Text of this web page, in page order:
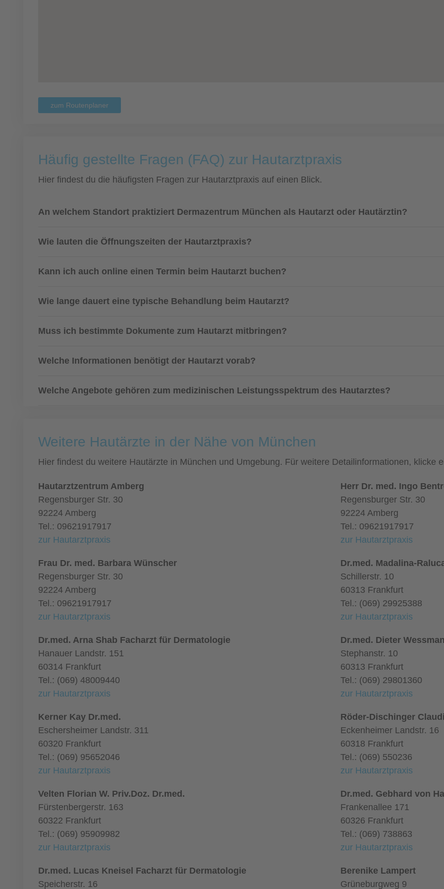
zum Routenplaner
Häufig gestellte Fragen (FAQ) zur Hautarztpraxis
Hier findest du die häufigsten Fragen zur Hautarztpraxis auf einen Blick.
An welchem Standort praktiziert Dermazentrum München als Hautarzt oder Hautärztin?
Wie lauten die Öffnungszeiten der Hautarztpraxis?
Kann ich auch online einen Termin beim Hautarzt buchen?
Wie lange dauert eine typische Behandlung beim Hautarzt?
Muss ich bestimmte Dokumente zum Hautarzt mitbringen?
Welche Informationen benötigt der Hautarzt vorab?
Welche Angebote gehören zum medizinischen Leistungsspektrum des Hautarztes?
Weitere Hautärzte in der Nähe von München
Hier findest du weitere Hautärzte in München und Umgebung. Für weitere Detailinformationen, klicke
Hautarztzentrum Amberg
Regensburger Str. 30
92224 Amberg
Tel.: 09621917917
zur Hautarztpraxis
Herr Dr. med. Ingo
Regensburger Str. 30
92224 Amberg
Tel.: 09621917917
zur Hautarztpraxis
Frau Dr. med. Barbara Wünscher
Regensburger Str. 30
92224 Amberg
Tel.: 09621917917
zur Hautarztpraxis
Dr.med. Madalina-
Schillerstr. 10
60313 Frankfurt
Tel.: (069) 29925388
zur Hautarztpraxis
Dr.med. Arna Shab Facharzt für Dermatologie
Hanauer Landstr. 151
60314 Frankfurt
Tel.: (069) 48009440
zur Hautarztpraxis
Dr.med. Dieter
Stephanstr. 10
60313 Frankfurt
Tel.: (069) 29801360
zur Hautarztpraxis
Kerner Kay Dr.med.
Eschersheimer Landstr. 311
60320 Frankfurt
Tel.: (069) 95652046
zur Hautarztpraxis
Röder-Dischinger
Eckenheimer Landstr. 16
60318 Frankfurt
Tel.: (069) 550236
zur Hautarztpraxis
Velten Florian W. Priv.Doz. Dr.med.
Fürstenbergerstr. 163
60322 Frankfurt
Tel.: (069) 95909982
zur Hautarztpraxis
Dr.med. Gebhard von
Frankenallee 171
60326 Frankfurt
Tel.: (069) 738863
zur Hautarztpraxis
Dr.med. Lucas Kneisel Facharzt für Dermatologie
Speicherstr. 16
Berenike Lampert
Grüneburgweg 9